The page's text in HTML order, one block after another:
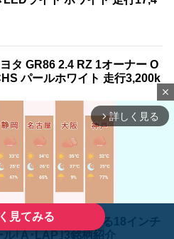
ディーラーで手放すのはもったいない！
どんなクルマも高価買取
見てみる
タ GR86 2.4 RZ 1オーナー O
パールホワイト 走行3,200k
ブレット「Blackview LINK
チ大画面と8,300mAhバッテ
使いやすい1台
ー250を三様に魅せる18インチ
ル｢A･LAP｣3銘柄紹介
close
arrow_forward_ios 詳しく見る